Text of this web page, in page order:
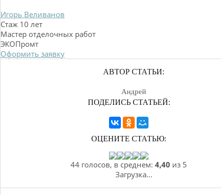
Игорь Веливанов
Стаж 10 лет
Мастер отделочных работ
ЭКОПромт
Оформить заявку
АВТОР СТАТЬИ:
Андрей
ПОДЕЛИСЬ СТАТЬЕЙ:
ОЦЕНИТЕ СТАТЬЮ:
44 голосов, в среднем: 4,40 из 5
Загрузка...